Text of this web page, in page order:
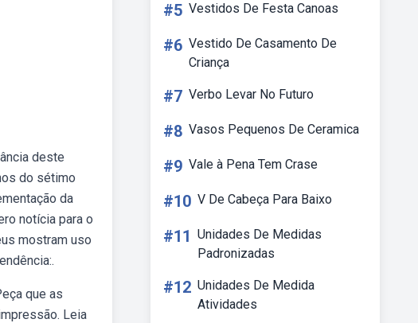
deste
do sétimo
da
notícia para o
mostram uso
que as
Leia
#5 Vestidos De Festa Canoas
#6 Vestido De Casamento De
Criança
#7 Verbo Levar No Futuro
#8 Vasos Pequenos De Ceramica
#9 Vale à Pena Tem Crase
#10 V De Cabeça Para Baixo
#11 Unidades De Medidas
Padronizadas
#12 Unidades De Medida
Atividades